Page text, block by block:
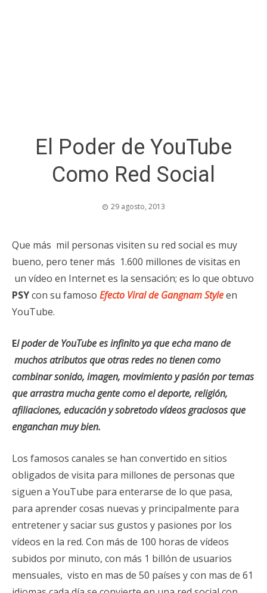
El Poder de YouTube
Como Red Social
29 agosto, 2013
Que más mil personas visiten su red social es muy
bueno, pero tener más 1.600 millones de visitas en
un vídeo en Internet es la sensación; es lo que obtuvo
PSYcon su famoso Efecto Viral de Gangnam Styleen
YouTube.
El poder de YouTube es infinito ya que echa mano de
muchos atributos que otras redes no tienen como
combinar sonido, imagen, movimiento y pasión por temas
que arrastra mucha gente como el deporte, religión,
afiliaciones, educación y sobretodo vídeos graciosos que
enganchan muy bien.
Los famosos canales se han convertido en sitios
obligados de visita para millones de personas que
siguen a YouTube para enterarse de lo que pasa,
para aprender cosas nuevas y principalmente para
entretener y saciar sus gustos y pasiones por los
vídeos en la red. Con más de 100 horas de vídeos
subidos por minuto, con más 1 billón de usuarios
mensuales, visto en mas de 50 países y con mas de 61